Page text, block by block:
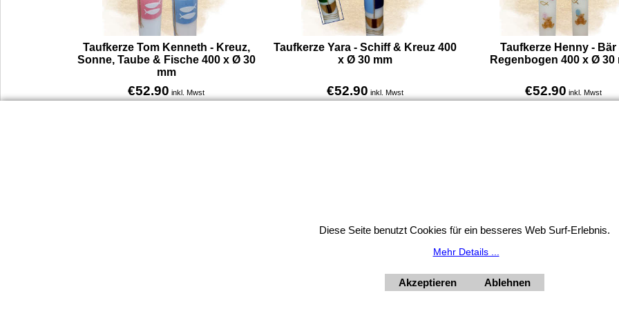
Taufkerze Tom Kenneth - Kreuz,
Sonne, Taube & Fische 400 x Ø 30
mm
€52.90 inkl. Mwst
Taufkerze Yara - Schiff & Kreuz 400
x Ø 30 mm
€52.90 inkl. Mwst
Taufkerze Henny - Bär
Regenbogen 400 x Ø 30
€52.90 inkl. Mwst
Dienstag - Freitag 10 - 18 Uhr, Samstag 9 - 12 Uhr. Montag
Diese Seite benutzt Cookies für ein besseres Web Surf-Erlebnis.
Mehr Details ...
Akzeptieren Ablehnen